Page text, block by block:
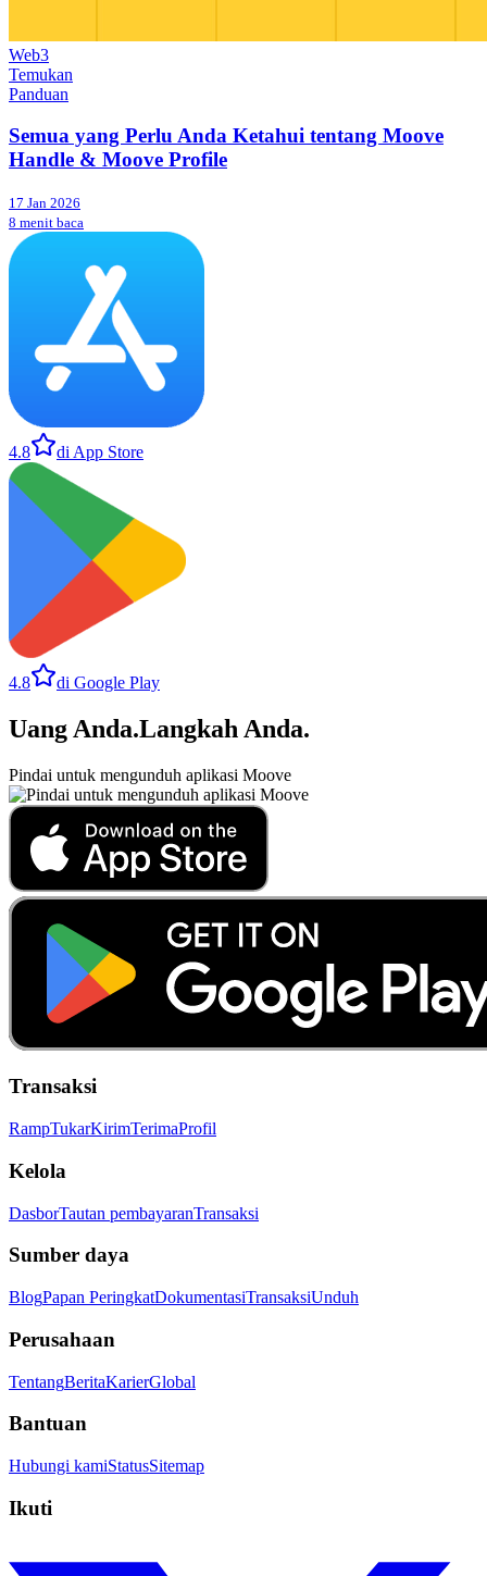
Web3
Temukan
Panduan
Semua yang Perlu Anda Ketahui tentang Moove
Handle & Moove Profile
17 Jan 2026
8 menit baca
4.8 di App Store
4.8 di Google Play
Uang Anda.Langkah Anda.
Pindai untuk mengunduh aplikasi Moove
Transaksi
RampTukarKirimTerimaProfil
Kelola
DasborTautan pembayaranTransaksi
Sumber daya
BlogPapan PeringkatDokumentasiTransaksiUnduh
Perusahaan
TentangBeritaKarierGlobal
Bantuan
Hubungi kamiStatusSitemap
Ikuti